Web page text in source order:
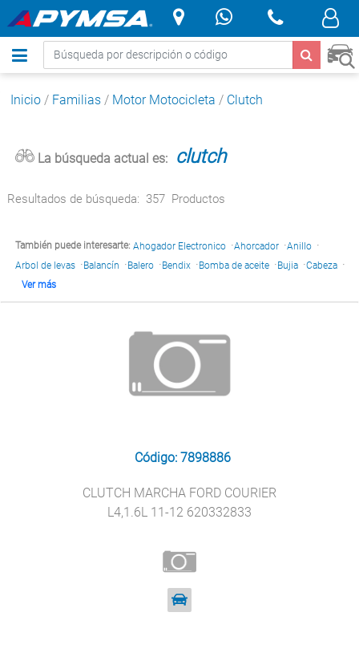
.
Inicio / Familias / Motor Motocicleta / Clutch
La búsqueda actual es: clutch
Resultados de búsqueda: 357 Productos
También puede interesarte: Ahogador Electronico ·Ahorcador ·Anillo ·
Arbol de levas ·Balancín ·Balero ·Bendix ·Bomba de aceite ·Bujia ·Cabeza ·
Ver más
Código: 7898886
CLUTCH MARCHA FORD COURIER
L4,1.6L 11-12 620332833